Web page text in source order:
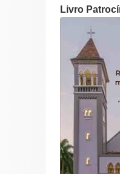
Livro